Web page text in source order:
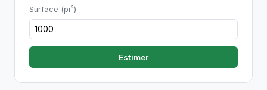
Surface (pi²)
Estimer